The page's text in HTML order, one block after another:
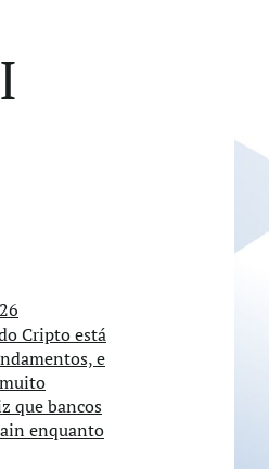
Cripto está
e
que bancos
enquanto